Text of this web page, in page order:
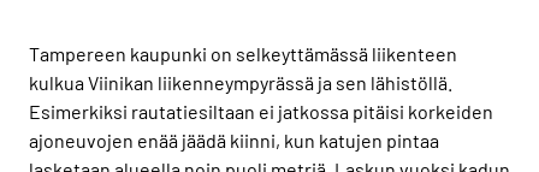
Tampereen kaupunki on selkeyttämässä liikenteen
kulkua Viinikan liikenneympyrässä ja sen lähistöllä.
Esimerkiksi rautatiesiltaan ei jatkossa pitäisi korkeiden
ajoneuvojen enää jäädä kiinni, kun katujen pintaa